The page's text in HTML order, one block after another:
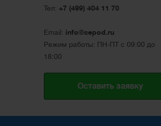
Тел: +7 (499) 404 11 70
Email: info@cepod.ru
Режим работы: ПН-ПТ с 09:00 до
18:00
Оставить заявку